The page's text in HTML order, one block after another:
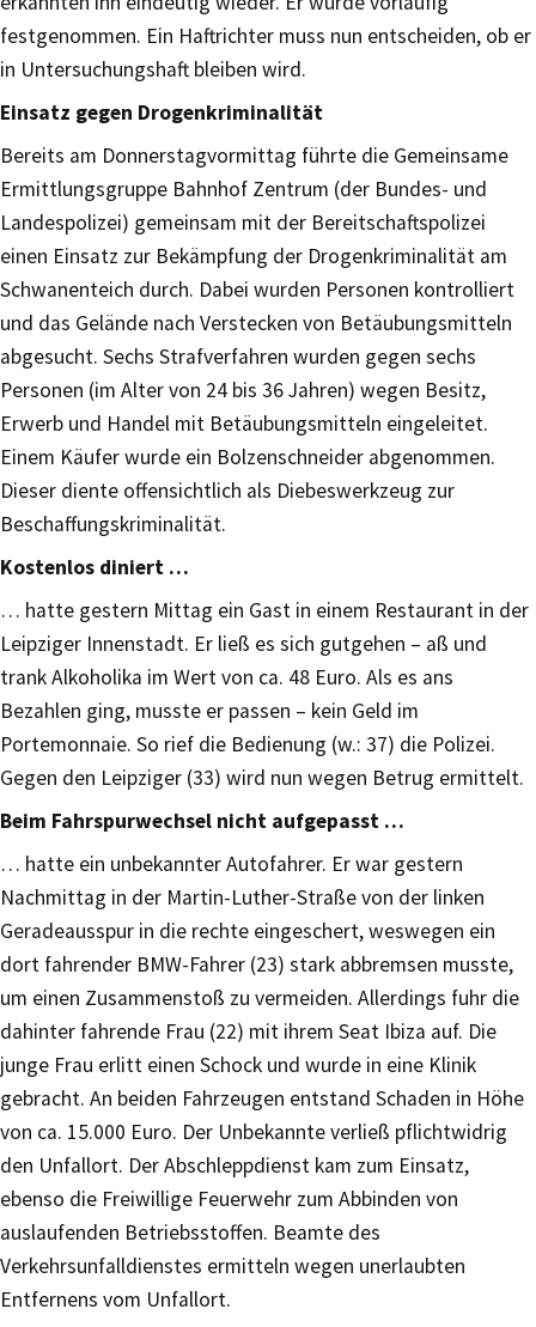
festgenommen. Ein Haftrichter muss nun entscheiden, ob er
in Untersuchungshaft bleiben wird.
Einsatz gegen Drogenkriminalität
Bereits am Donnerstagvormittag führte die Gemeinsame
Ermittlungsgruppe Bahnhof Zentrum (der Bundes- und
Landespolizei) gemeinsam mit der Bereitschaftspolizei
einen Einsatz zur Bekämpfung der Drogenkriminalität am
Schwanenteich durch. Dabei wurden Personen kontrolliert
und das Gelände nach Verstecken von Betäubungsmitteln
abgesucht. Sechs Strafverfahren wurden gegen sechs
Personen (im Alter von 24 bis 36 Jahren) wegen Besitz,
Erwerb und Handel mit Betäubungsmitteln eingeleitet.
Einem Käufer wurde ein Bolzenschneider abgenommen.
Dieser diente offensichtlich als Diebeswerkzeug zur
Beschaffungskriminalität.
Kostenlos diniert …
… hatte gestern Mittag ein Gast in einem Restaurant in der
Leipziger Innenstadt. Er ließ es sich gutgehen – aß und
trank Alkoholika im Wert von ca. 48 Euro. Als es ans
Bezahlen ging, musste er passen – kein Geld im
Portemonnaie. So rief die Bedienung (w.: 37) die Polizei.
Gegen den Leipziger (33) wird nun wegen Betrug ermittelt.
Beim Fahrspurwechsel nicht aufgepasst …
… hatte ein unbekannter Autofahrer. Er war gestern
Nachmittag in der Martin-Luther-Straße von der linken
Geradeausspur in die rechte eingeschert, weswegen ein
dort fahrender BMW-Fahrer (23) stark abbremsen musste,
um einen Zusammenstoß zu vermeiden. Allerdings fuhr die
dahinter fahrende Frau (22) mit ihrem Seat Ibiza auf. Die
junge Frau erlitt einen Schock und wurde in eine Klinik
gebracht. An beiden Fahrzeugen entstand Schaden in Höhe
von ca. 15.000 Euro. Der Unbekannte verließ pflichtwidrig
den Unfallort. Der Abschleppdienst kam zum Einsatz,
ebenso die Freiwillige Feuerwehr zum Abbinden von
auslaufenden Betriebsstoffen. Beamte des
Verkehrsunfalldienstes ermitteln wegen unerlaubten
Entfernens vom Unfallort.